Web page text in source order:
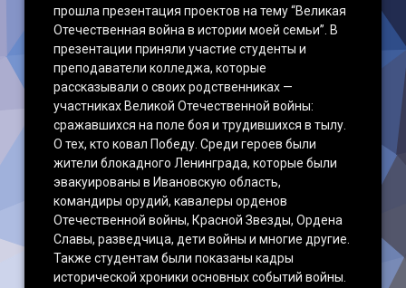
прошла презентация проектов на тему “Великая
Отечественная война в истории моей семьи”. В
презентации приняли участие студенты и
преподаватели колледжа, которые
рассказывали о своих родственниках —
участниках Великой Отечественной войны:
сражавшихся на поле боя и трудившихся в тылу.
О тех, кто ковал Победу. Среди героев были
жители блокадного Ленинграда, которые были
эвакуированы в Ивановскую область,
командиры орудий, кавалеры орденов
Отечественной войны, Красной Звезды, Ордена
Славы, разведчица, дети войны и многие другие.
Также студентам были показаны кадры
исторической хроники основных событий войны.